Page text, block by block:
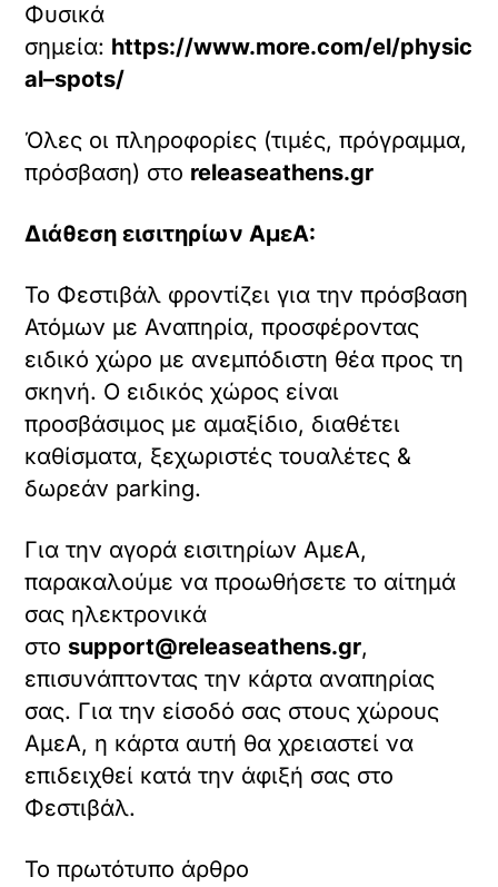
Φυσικά
σημεία: https://www.more.com/el/physic
al–spots/
Όλες οι πληροφορίες (τιμές, πρόγραμμα,
πρόσβαση) στο releaseathens.gr
Διάθεση εισιτηρίων ΑμεΑ:
Το Φεστιβάλ φροντίζει για την πρόσβαση
Ατόμων με Αναπηρία, προσφέροντας
ειδικό χώρο με ανεμπόδιστη θέα προς τη
σκηνή. Ο ειδικός χώρος είναι
προσβάσιμος με αμαξίδιο, διαθέτει
καθίσματα, ξεχωριστές τουαλέτες &
δωρεάν parking.
Για την αγορά εισιτηρίων ΑμεΑ,
παρακαλούμε να προωθήσετε το αίτημά
σας ηλεκτρονικά
στοsupport@releaseathens.gr,
επισυνάπτοντας την κάρτα αναπηρίας
σας. Για την είσοδό σας στους χώρους
ΑμεΑ, η κάρτα αυτή θα χρειαστεί να
επιδειχθεί κατά την άφιξή σας στο
Φεστιβάλ.
Το πρωτότυπο άρθρο